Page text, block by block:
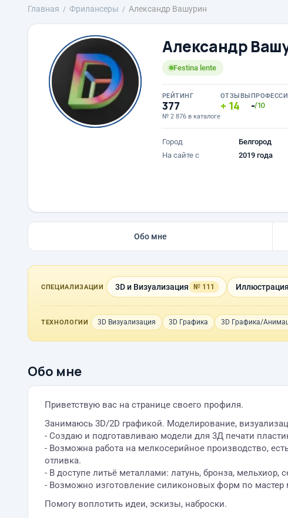
Главная Фрилансеры Александр Вашурин
Александр
Festina lente
РЕЙТИНГ
377
№ 2 876 в каталоге
ОТЗЫВЫ
14 -/10
Город
Белгород
На сайте с
2019 года
Обо мне
СПЕЦИАЛИЗАЦИИ 3D и Визуализация № 111
ТЕХНОЛОГИИ 3D Визуализация 3D Графика 3D Графика/
Обо мне
Приветствую вас на странице своего профиля.
Занимаюсь 3D/2D графикой. Моделирование,
- Создаю и подготавливаю модели для 3Д печати
- Возможна работа на мелкосерийное производство,
отливка.
- В доступе литьё металлами: латунь, бронза, мельхиор,
- Возможно изготовление силиконовых форм по
Помогу воплотить идеи, эскизы, наброски.